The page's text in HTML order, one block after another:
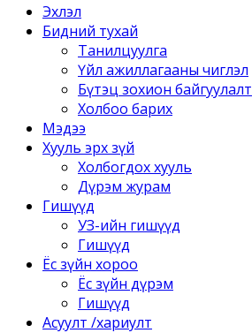
Эхлэл
Бидний тухай
Танилцуулга
Үйл ажиллагааны чиглэл
Бүтэц зохион байгуулалт
Холбоо барих
Мэдээ
Хууль эрх зүй
Холбогдох хууль
Дүрэм журам
Гишүүд
УЗ-ийн гишүүд
Гишүүд
Ёс зүйн хороо
Ёс зүйн дүрэм
Гишүүд
Асуулт /хариулт